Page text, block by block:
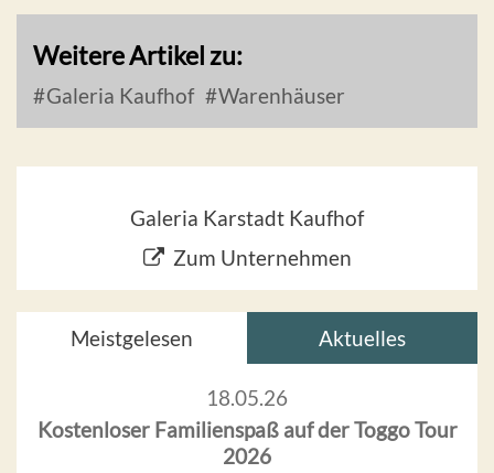
Weitere Artikel zu:
Galeria Kaufhof Warenhäuser
Galeria Karstadt Kaufhof
Zum Unternehmen
Meistgelesen Aktuelles
18.05.26
Kostenloser Familienspaß auf der Toggo Tour
2026